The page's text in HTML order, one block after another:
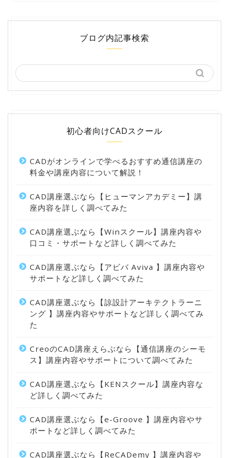
ブログ内記事検索
初心者向けCADスクール
CADがオンラインで学べるおすすめ通信講座の
料金や講座内容について解説！
CAD講座選ぶなら【ヒューマンアカデミー】講
座内容を詳しく調べてみた
CAD講座選ぶなら【Winスクール】講座内容や
口コミ・サポートなど詳しく調べてみた
CAD講座選ぶなら【アビバ Aviva 】講座内容や
サポートなど詳しく調べてみた
CAD講座選ぶなら【諒設計アーキテクトラーニ
ング 】講座内容やサポートなど詳しく調べてみ
た
CreoのCAD講座えらぶなら【通信講座のシーモ
ス】講座内容やサポートについて調べてみた
CAD講座選ぶなら【KENスクール】講座内容な
ど詳しく調べてみた
CAD講座選ぶなら【e-Groove 】講座内容やサ
ポートなど詳しく調べてみた
CAD講座選ぶなら【ReCADemy 】講座内容や